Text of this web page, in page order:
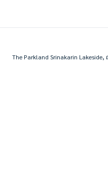
The Parkland Srinakarin